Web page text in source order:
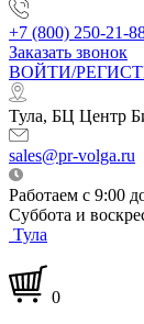
+7 (800) 250-21-
Заказать звонок
ВОЙТИ/
Тула, БЦ Центр
sales@pr-volga.ru
Работаем с 9:00
Суббота и
Тула
0